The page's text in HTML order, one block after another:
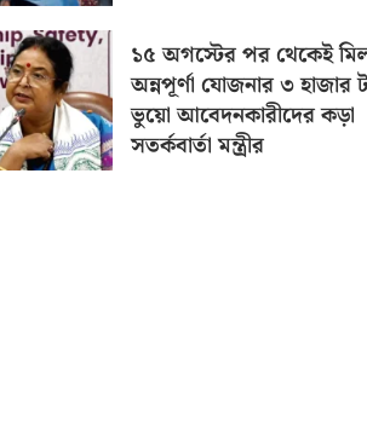
১৫ অগস্টের পর থেকেই
অন্নপূর্ণা যোজনার ৩ হাজার
ভুয়ো আবেদনকারীদের কড়া
সতর্কবার্তা মন্ত্রীর